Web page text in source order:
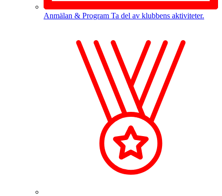
Anmälan & Program Ta del av klubbens aktiviteter.